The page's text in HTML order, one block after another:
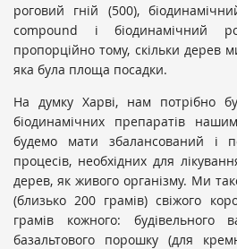
роговий гній (500),
compound і біодинамічний
пропорційно тому, скільки дерев
яка була площа посадки.
На думку Харві, нам потрібно
біодинамічних препаратів
будемо мати збалансований і
процесів, необхідних для
дерев, як живого організму. Ми
(близько 200 грамів) свіжого
грамів кожного: будівельного
базальтового порошку (для